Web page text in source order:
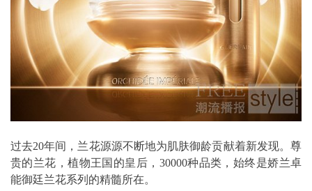
过去20年间，兰花源源不断地为肌肤御龄贡献着新发现。尊
贵的兰花，植物王国的皇后，30000种品类，始终是娇兰卓
能御廷兰花系列的精髓所在。